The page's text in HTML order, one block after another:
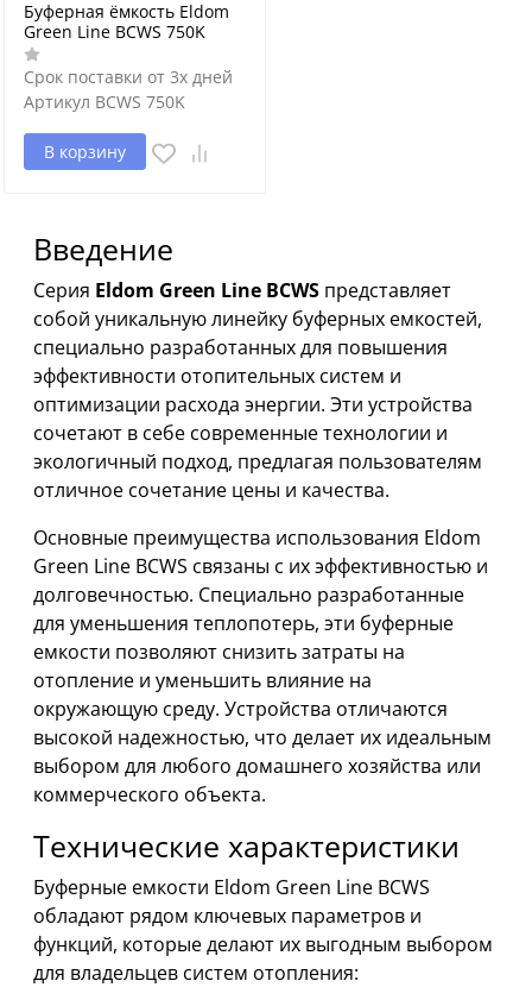
Буферная ёмкость Eldom
Green Line BCWS 750K
Срок поставки от 3х дней
Артикул BCWS 750K
В корзину
Введение
Серия Eldom Green Line BCWS представляет
собой уникальную линейку буферных емкостей,
специально разработанных для повышения
эффективности отопительных систем и
оптимизации расхода энергии. Эти устройства
сочетают в себе современные технологии и
экологичный подход, предлагая пользователям
отличное сочетание цены и качества.
Основные преимущества использования Eldom
Green Line BCWS связаны с их эффективностью и
долговечностью. Специально разработанные
для уменьшения теплопотерь, эти буферные
емкости позволяют снизить затраты на
отопление и уменьшить влияние на
окружающую среду. Устройства отличаются
высокой надежностью, что делает их идеальным
выбором для любого домашнего хозяйства или
коммерческого объекта.
Технические характеристики
Буферные емкости Eldom Green Line BCWS
обладают рядом ключевых параметров и
функций, которые делают их выгодным выбором
для владельцев систем отопления: